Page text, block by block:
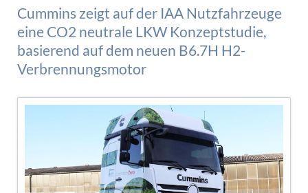
Cummins zeigt auf der IAA Nutzfahrzeuge
eine CO2 neutrale LKW Konzeptstudie,
basierend auf dem neuen B6.7H H2-
Verbrennungsmotor